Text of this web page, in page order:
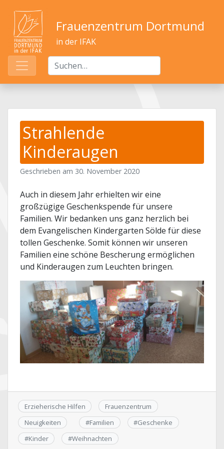
Frauenzentrum Dortmund
in der IFAK
Strahlende
Kinderaugen
Geschrieben am 30. November 2020
Auch in diesem Jahr erhielten wir eine
großzügige Geschenkspende für unsere
Familien. Wir bedanken uns ganz herzlich bei
dem Evangelischen Kindergarten Sölde für diese
tollen Geschenke. Somit können wir unseren
Familien eine schöne Bescherung ermöglichen
und Kinderaugen zum Leuchten bringen.
Erzieherische Hilfen
Frauenzentrum
Neuigkeiten
#Familien #Geschenke
#Kinder #Weihnachten